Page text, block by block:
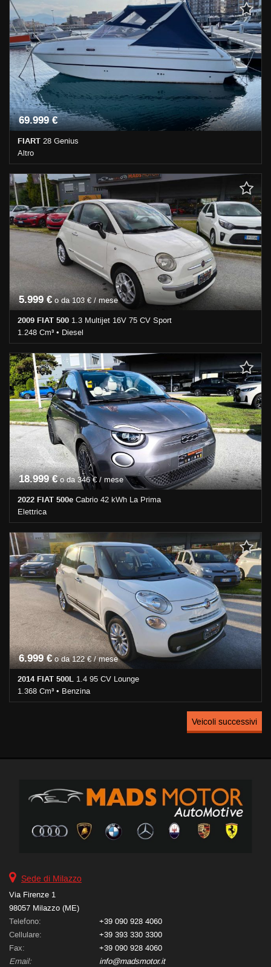
ABS • Airbag • Airbag laterali • Airbag Passeggero • Airbag testa •
Alzacristalli elettrici • Autoradio • Bluetooth • Cerchi in lega •
Chiusura centralizzata • Climatizzatore • Controllo trazione • Cruise
Control • ESP • Fendinebbia • Filtro antiparticolato •
Immobilizzatore elettronico • Park Distance Control • Sedile
posteriore sdoppiato • Servosterzo • Navigatore satellitare •
Sospensioni pneumatiche • Specchietti laterali elettrici
69.999 €
FIART 28 Genius
Altro
Km non disponibile • Cambio Altro • Bianco pastello • Cappottina
5.999 €o da 103 € / mese
2009 FIAT 500 1.3 Multijet 16V 75 CV Sport
1.248 Cm³ • Diesel
189.000 Km • Cambio Manuale (5) • Bianco pastello • 3 Porte •
ABS • Airbag • Airbag laterali • Airbag Passeggero • Airbag testa •
Alzacristalli elettrici • Autoradio • Bluetooth • Cerchi in lega •
Chiusura centralizzata • Climatizzatore • Filtro antiparticolato •
Immobilizzatore elettronico • Servosterzo • Specchietti laterali
elettrici
18.999 €o da 346 € / mese
2022 FIAT 500e Cabrio 42 kWh La Prima
Elettrica
30.600 Km • Cambio Automatico (1) • Grigio scuro metallizzato • 2
Porte • ABS • Airbag • Airbag laterali • Airbag Passeggero • Airbag
testa • Alzacristalli elettrici • Autoradio • Cerchi in lega • Chiusura
centralizzata • Climatizzatore • Controllo trazione • Cruise Control •
ESP • Fendinebbia • Immobilizzatore elettronico • Sedile posteriore
sdoppiato • Servosterzo • Navigatore satellitare • Specchietti
laterali elettrici • Telecamera per parcheggio assistito
6.999 €o da 122 € / mese
2014 FIAT 500L 1.4 95 CV Lounge
1.368 Cm³ • Benzina
133.000 Km • Cambio Manuale (6) • Bianco pastello • 5 Porte •
Airbag • Airbag laterali • Airbag Passeggero • Airbag testa •
Alzacristalli elettrici • Autoradio • Bluetooth • Cerchi in lega •
Control • ESP • Fendinebbia • Immobilizzatore elettronico • Sedile
Veicoli successivi
Sede di Milazzo
Via Firenze 1
98057 Milazzo (ME)
Telefono:
+39 090 928 4060
Cellulare:
+39 393 330 3300
Fax:
+39 090 928 4060
Email:
info@madsmotor.it